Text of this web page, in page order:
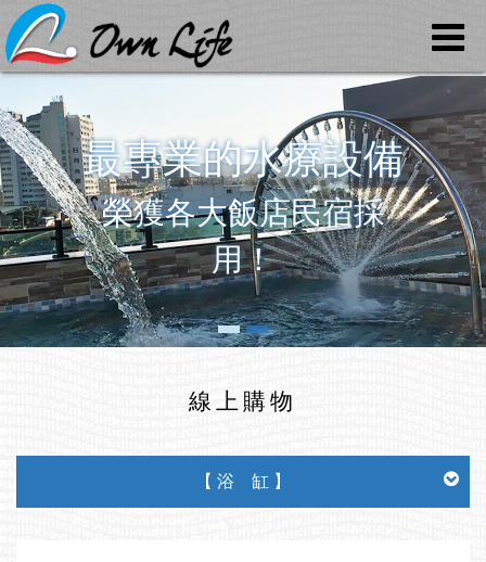
最專業的水療設備
榮獲各大飯店民宿採
用！
線上購物
【 浴 缸 】